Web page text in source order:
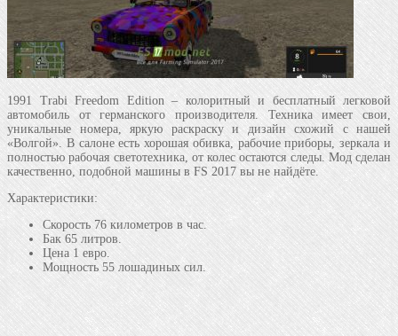
1991 Trabi Freedom Edition – колоритный и бесплатный легковой
автомобиль от германского производителя. Техника имеет свои,
уникальные номера, яркую раскраску и дизайн схожий с нашей
«Волгой». В салоне есть хорошая обивка, рабочие приборы, зеркала и
полностью рабочая светотехника, от колес остаются следы. Мод сделан
качественно, подобной машины в FS 2017 вы не найдёте.
Характеристики:
Скорость 76 километров в час.
Бак 65 литров.
Цена 1 евро.
Мощность 55 лошадиных сил.